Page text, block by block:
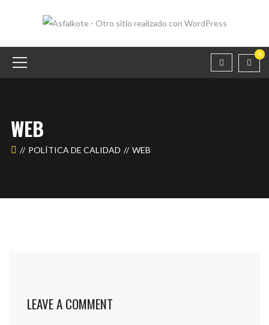
0
WEB
POLÍTICA DE CALIDAD WEB
LEAVE A COMMENT